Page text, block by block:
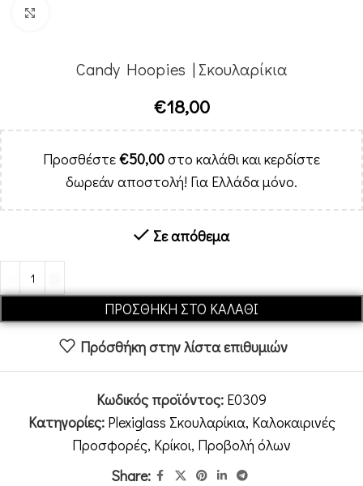
Candy Hoopies | Σκουλαρίκια
€18,00
Προσθέστε€50,00στο καλάθι και κερδίστε
δωρεάν αποστολή! Για Ελλάδα μόνο.
Σε απόθεμα
ΠΡΟΣΘΉΚΗ ΣΤΟ ΚΑΛΆΘΙ
Πρόσθήκη στην λίστα επιθυμιών
Κωδικός προϊόντος: E0309
Κατηγορίες: Plexiglass Σκουλαρίκια, Καλοκαιρινές
Προσφορές, Κρίκοι, Προβολή όλων
Share: